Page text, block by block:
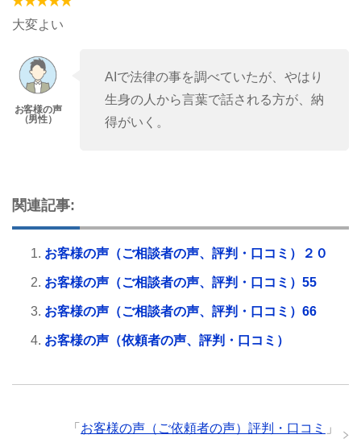
大変よい
AIで法律の事を調べていたが、やはり
生身の人から言葉で話される方が、納
得がいく。
関連記事:
お客様の声（ご相談者の声、評判・口コミ）２０
お客様の声（ご相談者の声、評判・口コミ）55
お客様の声（ご相談者の声、評判・口コミ）66
お客様の声（依頼者の声、評判・口コミ）
「 お客様の声（ご依頼者の声）評判・口コミ 」